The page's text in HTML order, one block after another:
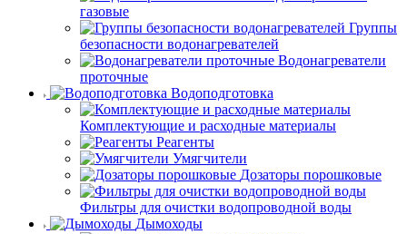
газовые
Группы
безопасности водонагревателей
Водонагреватели
проточные
Водоподготовка
Комплектующие и расходные материалы
Реагенты
Умягчители
Дозаторы порошковые
Фильтры для очистки водопроводной воды
Дымоходы